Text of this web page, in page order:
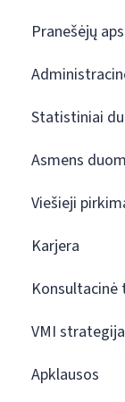
Pranešėjų
Statistiniai
Asmens
Viešieji
Karjera
Konsultacinė
VMI strategija
Apklausos